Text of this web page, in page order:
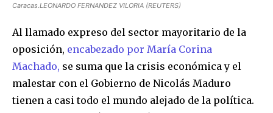
Caracas.LEONARDO FERNANDEZ VILORIA (REUTERS)
Al llamado expreso del sector mayoritario de la
oposición, encabezado por María Corina
Machado, se suma que la crisis económica y el
malestar con el Gobierno de Nicolás Maduro
tienen a casi todo el mundo alejado de la política.